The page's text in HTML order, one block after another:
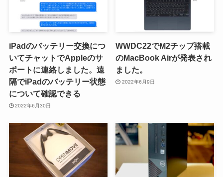
iPadのバッテリー交換につ
いてチャットでAppleのサ
ポートに連絡しました。遠
隔でiPadのバッテリー状態
について確認できる
2022年6月30日
WWDC22でM2チップ搭載
のMacBook Airが発表され
ました。
2022年6月9日